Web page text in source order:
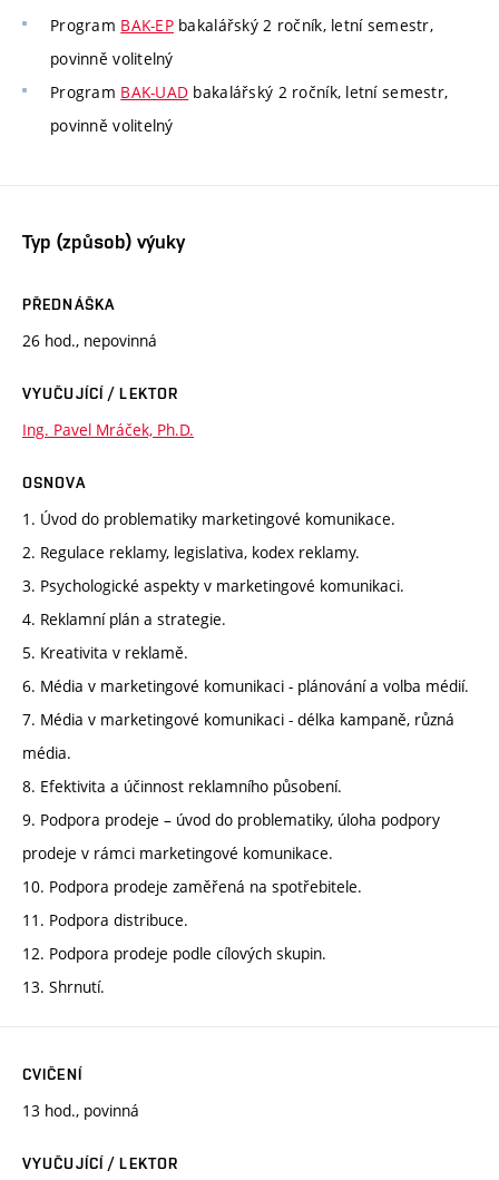
Program BAK-EPbakalářský 2 ročník, letní semestr,
povinně volitelný
Program BAK-UAD bakalářský 2 ročník, letní semestr,
povinně volitelný
Typ (způsob) výuky
PŘEDNÁŠKA
26 hod., nepovinná
VYUČUJÍCÍ / LEKTOR
Ing. Pavel Mráček, Ph.D.
OSNOVA
1. Úvod do problematiky marketingové komunikace.
2. Regulace reklamy, legislativa, kodex reklamy.
3. Psychologické aspekty v marketingové komunikaci.
4. Reklamní plán a strategie.
5. Kreativita v reklamě.
6. Média v marketingové komunikaci - plánování a volba médií.
7. Média v marketingové komunikaci - délka kampaně, různá
média.
8. Efektivita a účinnost reklamního působení.
9. Podpora prodeje – úvod do problematiky, úloha podpory
prodeje v rámci marketingové komunikace.
10. Podpora prodeje zaměřená na spotřebitele.
11. Podpora distribuce.
12. Podpora prodeje podle cílových skupin.
13. Shrnutí.
CVIČENÍ
13 hod., povinná
VYUČUJÍCÍ / LEKTOR